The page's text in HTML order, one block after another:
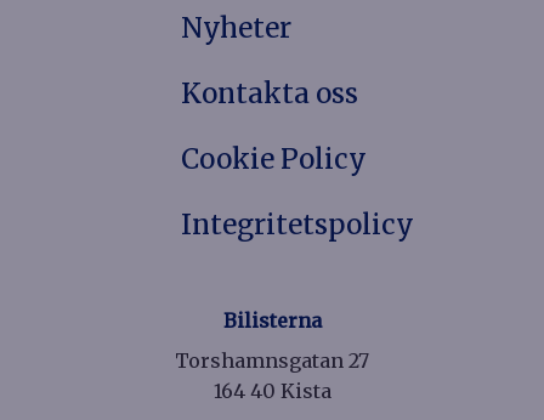
Nyheter
Kontakta oss
Cookie Policy
Integritetspolicy
Bilisterna
Torshamnsgatan 27
164 40 Kista